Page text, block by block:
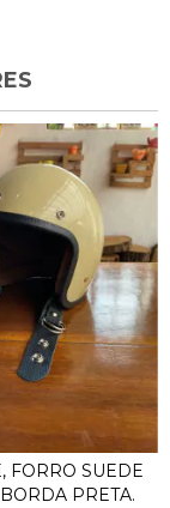
FORRO SUEDE
PRETA.